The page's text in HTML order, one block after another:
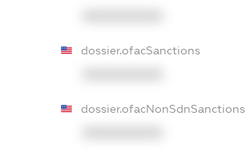
dossier.ofacSanctions
dossier.ofacNonSdnSanctions